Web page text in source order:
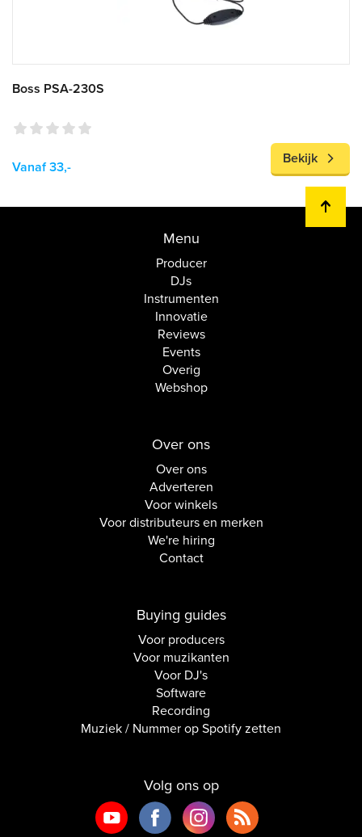
Boss PSA-230S
Vanaf 33,-
Bekijk
Menu
Producer
DJs
Instrumenten
Innovatie
Reviews
Events
Overig
Webshop
Over ons
Over ons
Adverteren
Voor winkels
Voor distributeurs en merken
We're hiring
Contact
Buying guides
Voor producers
Voor muzikanten
Voor DJ's
Software
Recording
Muziek / Nummer op Spotify zetten
Volg ons op